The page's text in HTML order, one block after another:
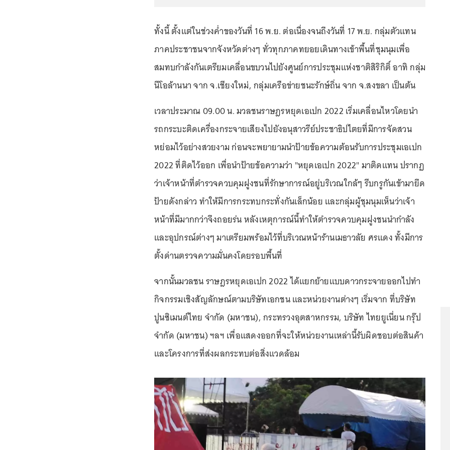
ทั้งนี้ ตั้งแต่ในช่วงค่ำของวันที่ 16 พ.ย. ต่อเนื่องจนถึงวันที่ 17 พ.ย. กลุ่มตัวแทน
ภาคประชาชนจากจังหวัดต่างๆ ทั่วทุกภาคทยอยเดินทางเข้าพื้นที่ชุมนุมเพื่อ
สมทบกำลังกันเตรียมเคลื่อนขบวนไปยังศูนย์การประชุมแห่งชาติสิริกิติ์ อาทิ กลุ่ม
นีโอล้านนา จาก จ.เชียงใหม่, กลุ่มเครือข่ายชนะรักษ์ถิ่น จาก จ.สงขลา เป็นต้น
เวลาประมาณ 09.00 น. มวลชนราษฎรหยุดเอเปก 2022 เริ่มเคลื่อนไหวโดยนำ
รถกระบะติดเครื่องกระจายเสียงไปยังอนุสาวรีย์ประชาธิปไตยที่มีการจัดสวน
หย่อมไว้อย่างสวยงาม ก่อนจะพยายามนำป้ายข้อความต้อนรับการประชุมเอเปก
2022 ที่ติดไว้ออก เพื่อนำป้ายข้อความว่า "หยุดเอเปก 2022" มาติดแทน ปรากฏ
ว่าเจ้าหน้าที่ตำรวจควบคุมฝูงชนที่รักษาการณ์อยู่บริเวณใกล้ๆ รีบกรูกันเข้ามายึด
ป้ายดังกล่าว ทำให้มีการกระทบกระทั่งกันเล็กน้อย และกลุ่มผู้ชุมนุมเห็นว่าเจ้า
หน้าที่มีมากกว่าจึงถอยร่น หลังเหตุการณ์นี้ทำให้ตำรวจควบคุมฝูงชนนำกำลัง
และอุปกรณ์ต่างๆ มาเตรียมพร้อมไว้ที่บริเวณหน้าร้านเมธาวลัย ศรแดง ทั้งมีการ
ตั้งด่านตรวจความมั่นคงโดยรอบพื้นที่
จากนั้นมวลชน ราษฎรหยุดเอเปก 2022 ได้แยกย้ายแบบดาวกระจายออกไปทำ
กิจกรรมเชิงสัญลักษณ์ตามบริษัทเอกชน และหน่วยงานต่างๆ เริ่มจาก ที่บริษัท
ปูนซิเมนต์ไทย จำกัด (มหาชน), กระทรวงอุตสาหกรรม, บริษัท ไทยยูเนี่ยน กรุ๊ป
จำกัด (มหาชน) ฯลฯ เพื่อแสดงออกที่จะให้หน่วยงานเหล่านี้รับผิดชอบต่อสินค้า
และโครงการที่ส่งผลกระทบต่อสิ่งแวดล้อม